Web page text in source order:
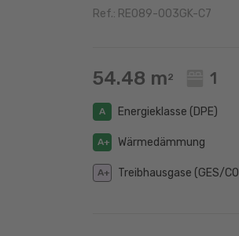
Ref.: RE089-003GK-C7
54.48 m2 1
A Energieklasse (DPE)
A+ Wärmedämmung
A+ Treibhausgase (GES/